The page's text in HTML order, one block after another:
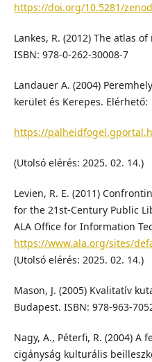
https://doi.org/10.5281/
Lankes, R. (2012) The atlas
ISBN: 978-0-262-30008-7
Landauer A. (2004)
kerület és Kerepes. Elérhető:
https://
(Utolsó elérés: 2025. 02. 14.)
Levien, R. E. (2011)
for the 21st-Century Public
ALA Office for Information
https://www.ala.org/sites/
(Utolsó elérés: 2025. 02. 14.)
Mason, J. (2005) Kvalitatív
Budapest. ISBN: 978-963-
Nagy, A., Péterfi, R. (2004) A
cigányság kulturális